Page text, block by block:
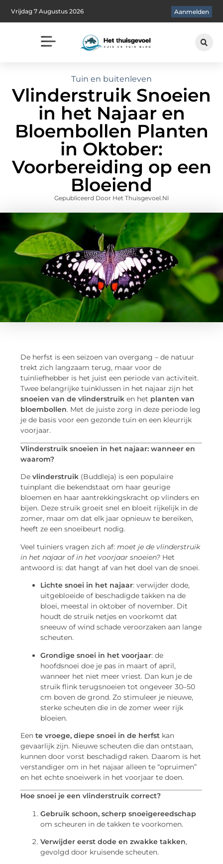
Vrijdag 7 Augustus 2026 Aanmelden
Tuin en buitenleven
Vlinderstruik Snoeien
in het Najaar en
Bloembollen Planten
in Oktober:
Voorbereiding op een
Bloeiend
Gepubliceerd Door Het Thuisgevoel.nl
De herfst is een seizoen van overgang – de natuur
trekt zich langzaam terug, maar voor de
tuinliefhebber is het juist een periode van activiteit.
Twee belangrijke tuinklussen in het najaar zijn het
snoeien van de vlinderstruik en het planten van
bloembollen. Met de juiste zorg in deze periode leg
je de basis voor een gezonde tuin en een kleurrijk
voorjaar.
Vlinderstruik snoeien in het najaar: wanneer en
waarom?
Devlinderstruik (Buddleja) is een populaire
tuinplant die bekendstaat om haar geurige
bloemen en haar aantrekkingskracht op vlinders en
bijen. Deze struik groeit snel en bloeit rijkelijk in de
zomer, maar om dat elk jaar opnieuw te bereiken,
heeft ze een snoeibeurt nodig.
Veel tuiniers vragen zich af:moet je de vlinderstruik
in het najaar of in het voorjaar snoeien? Het
antwoord is: dat hangt af van het doel van de snoei.
Lichte snoei in het najaar: verwijder dode,
uitgebloeide of beschadigde takken na de
bloei, meestal in oktober of november. Dit
houdt de struik netjes en voorkomt dat
sneeuw of wind schade veroorzaken aan lange
scheuten.
Grondige snoei in het voorjaar: de
hoofdsnoei doe je pas in maart of april,
wanneer het niet meer vriest. Dan kun je de
struik flink terugsnoeien tot ongeveer 30–50
cm boven de grond. Zo stimuleer je nieuwe,
sterke scheuten die in de zomer weer rijk
bloeien.
Eente vroege, diepe snoei in de herfst kan
gevaarlijk zijn. Nieuwe scheuten die dan ontstaan,
kunnen door vorst beschadigd raken. Daarom is het
verstandiger om in het najaar alleen te “opruimen”
en het echte snoeiwerk in het voorjaar te doen.
Hoe snoei je een vlinderstruik correct?
Gebruik schoon, scherp snoeigereedschap
om scheuren in de takken te voorkomen.
Verwijder eerst dode en zwakke takken,
gevolgd door kruisende scheuten.